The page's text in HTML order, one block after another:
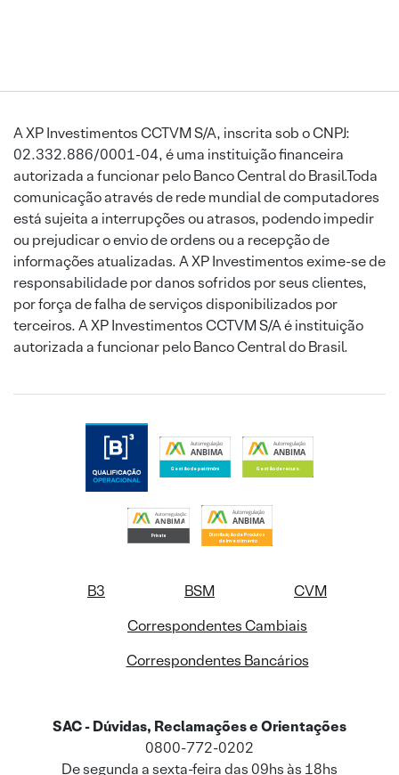
A XP Investimentos CCTVM S/A, inscrita sob o CNPJ:
02.332.886/0001-04, é uma instituição financeira
autorizada a funcionar pelo Banco Central do Brasil.Toda
comunicação através de rede mundial de computadores
está sujeita a interrupções ou atrasos, podendo impedir
ou prejudicar o envio de ordens ou a recepção de
informações atualizadas. A XP Investimentos exime-se de
responsabilidade por danos sofridos por seus clientes,
por força de falha de serviços disponibilizados por
terceiros. A XP Investimentos CCTVM S/A é instituição
autorizada a funcionar pelo Banco Central do Brasil.
B3 BSM
CVM
Correspondentes Cambiais
Correspondentes Bancários
SAC - Dúvidas, Reclamações e Orientações
0800-772-0202
De segunda a sexta-feira das 09hs às 18hs